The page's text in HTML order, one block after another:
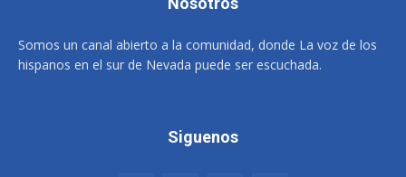
Somos un canal abierto a la comunidad, donde La voz de los
hispanos en el sur de Nevada puede ser escuchada.
Siguenos